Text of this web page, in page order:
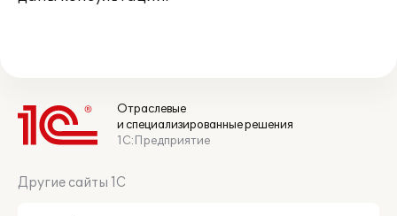
Отраслевые
и специализированные решения
1С:Предприятие
Другие сайты 1С